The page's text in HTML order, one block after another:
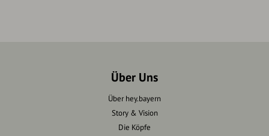
Über Uns
Über hey.bayern
Story & Vision
Die Köpfe